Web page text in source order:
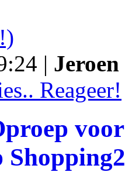
|
Reageer!